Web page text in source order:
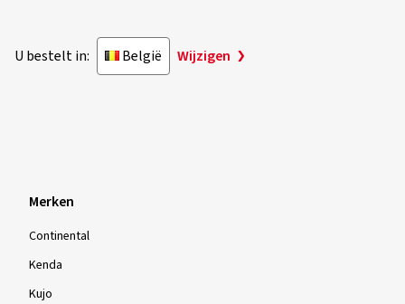
U bestelt in: België Wijzigen
Merken
Continental
Kenda
Kujo